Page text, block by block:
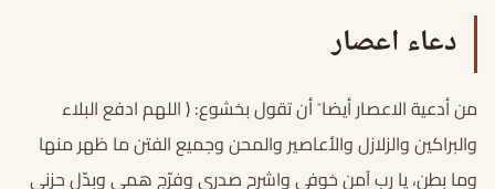
دعاء اعصار
من أدعية الاعصار أيضا ً أن تقول بخشوع: ( اللهم ادفع البلاء
والبراكين والزلازل والأعاصير والمحن وجميع الفتن ما ظهر منها
وما بطن، يا رب آمن خوفي واشرح صدري وفرّج همي وبدّل حزني